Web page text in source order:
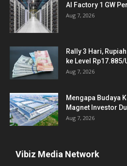
AI Factory 1 GW
Aug 7, 2026
Rally 3 Hari,
ke Level Rp17.885/
Aug 7, 2026
Mengapa Budaya
Magnet Investor
Aug 7, 2026
Vibiz Media Network